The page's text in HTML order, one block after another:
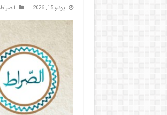
يونيو 15, 2026 الصراط